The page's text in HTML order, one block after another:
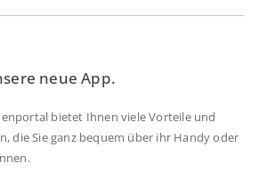
neue App.
bietet Ihnen viele Vorteile und
die Sie ganz bequem über ihr Handy oder